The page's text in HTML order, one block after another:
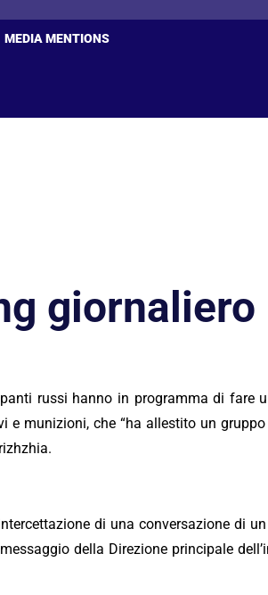
MEDIA MENTIONS
giornaliero
russi hanno in programma di fare
e munizioni, che “ha allestito un
di una conversazione di
della Direzione principale